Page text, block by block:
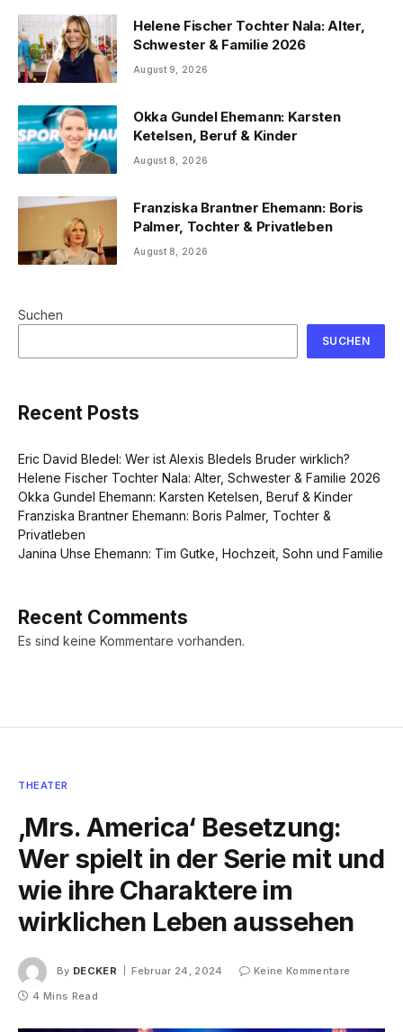
Helene Fischer Tochter Nala: Alter,
Schwester & Familie 2026
August 9, 2026
Okka Gundel Ehemann: Karsten
Ketelsen, Beruf & Kinder
August 8, 2026
Franziska Brantner Ehemann: Boris
Palmer, Tochter & Privatleben
August 8, 2026
Suchen
SUCHEN
Recent Posts
Eric David Bledel: Wer ist Alexis Bledels Bruder wirklich?
Helene Fischer Tochter Nala: Alter, Schwester & Familie 2026
Okka Gundel Ehemann: Karsten Ketelsen, Beruf & Kinder
Franziska Brantner Ehemann: Boris Palmer, Tochter &
Privatleben
Janina Uhse Ehemann: Tim Gutke, Hochzeit, Sohn und Familie
Recent Comments
Es sind keine Kommentare vorhanden.
THEATER
‚Mrs. America‘ Besetzung:
Wer spielt in der Serie mit und
wie ihre Charaktere im
wirklichen Leben aussehen
By DECKER Februar 24, 2024
Keine Kommentare
4 Mins Read